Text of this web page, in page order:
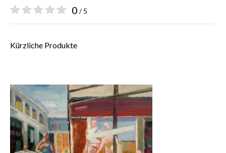
0 / 5
Kürzliche Produkte